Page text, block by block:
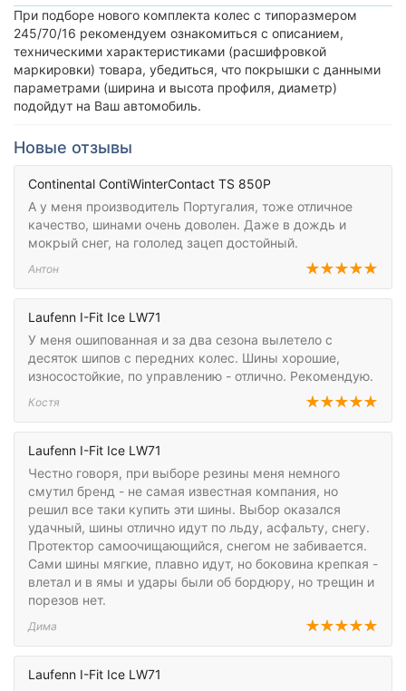
При подборе нового комплекта колес с типоразмером
245/70/16 рекомендуем ознакомиться с описанием,
техническими характеристиками (расшифровкой
маркировки) товара, убедиться, что покрышки с данными
параметрами (ширина и высота профиля, диаметр)
подойдут на Ваш автомобиль.
Новые отзывы
Continental ContiWinterContact TS 850P
А у меня производитель Португалия, тоже отличное
качество, шинами очень доволен. Даже в дождь и
мокрый снег, на гололед зацеп достойный.
Антон
Laufenn I-Fit Ice LW71
У меня ошипованная и за два сезона вылетело с
десяток шипов с передних колес. Шины хорошие,
износостойкие, по управлению - отлично. Рекомендую.
Костя
Laufenn I-Fit Ice LW71
Честно говоря, при выборе резины меня немного
смутил бренд - не самая известная компания, но
решил все таки купить эти шины. Выбор оказался
удачный, шины отлично идут по льду, асфальту, снегу.
Протектор самоочищающийся, снегом не забивается.
Сами шины мягкие, плавно идут, но боковина крепкая -
влетал и в ямы и удары были об бордюру, но трещин и
порезов нет.
Дима
Laufenn I-Fit Ice LW71